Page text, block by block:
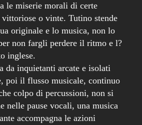
le miserie morali di certe
vittoriose o vinte. Tutino stende
originale e lo musica, non lo
non fargli perdere il ritmo e l?
inglese.
da inquietanti arcate e isolati
poi il flusso musicale, continuo
colpo di percussioni, non si
nelle pause vocali, una musica
accompagna le azioni